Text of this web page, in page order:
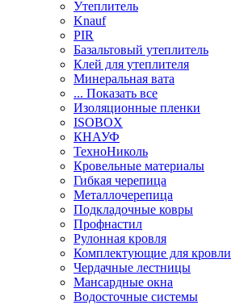
Утеплитель
Knauf
PIR
Базальтовый утеплитель
Клей для утеплителя
Минеральная вата
... Показать все
Изоляционные пленки
ISOBOX
КНАУФ
ТехноНиколь
Кровельные материалы
Гибкая черепица
Металлочерепица
Подкладочные ковры
Профнастил
Рулонная кровля
Комплектующие для кровли
Чердачные лестницы
Мансардные окна
Водосточные системы